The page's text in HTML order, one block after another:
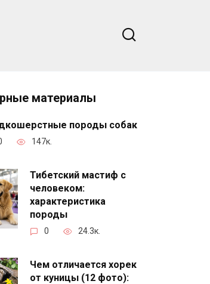
материалы
породы собак
147к.
Тибетский мастиф с
человеком:
характеристика
породы
0 24.3к.
Чем отличается хорек
от куницы (12 фото):